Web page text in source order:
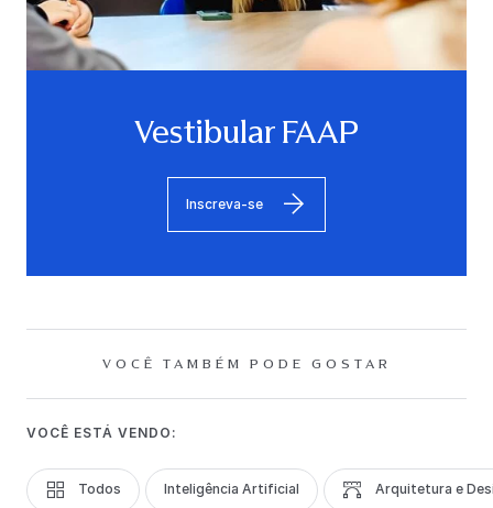
Vestibular FAAP
Inscreva-se
VOCÊ TAMBÉM PODE GOSTAR
VOCÊ ESTÁ VENDO:
Todos Inteligência Artificial Arquitetura e